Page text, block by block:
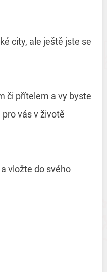
city, ale ještě jste se
či přítelem a vy byste
vás v životě
vložte do svého